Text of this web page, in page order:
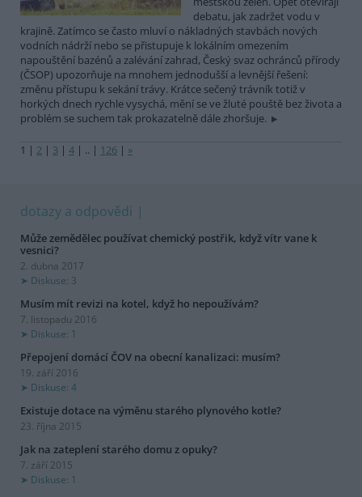
debatu, jak zadržet vodu v
krajině. Zatímco se často mluví o nákladných stavbách nových
vodních nádrží nebo se přistupuje k lokálním omezením
napouštění bazénů a zalévání zahrad, Český svaz ochránců přírody
(ČSOP) upozorňuje na mnohem jednodušší a levnější řešení:
změnu přístupu k sekání trávy. Krátce sečený trávník totiž v
horkých dnech rychle vysychá, mění se ve žluté pouště bez života a
problém se suchem tak prokazatelně dále zhoršuje.
1 | 2 | 3 | 4 | .. | 126 | »
dotazy a odpovědi
Může zemědělec používat chemický postřik, když vítr vane k
vesnici?
2. dubna 2017
Diskuse: 3
Musím mít revizi na kotel, když ho nepoužívám?
7. listopadu 2016
Diskuse: 1
Přepojení domácí ČOV na obecní kanalizaci: musím?
19. září 2016
Diskuse: 4
Existuje dotace na výměnu starého plynového kotle?
23. října 2015
Jak na zateplení starého domu z opuky?
7. září 2015
Diskuse: 1